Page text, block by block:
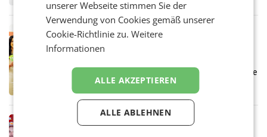
wieder Gewinn gemacht und die
Markterwartung deutlich übertroffen.
RETAIL
Eine Bühne für Zirkularität: ARA und
Kreislauffähigkeit
Über den gesamten August hinweg rücken die
Altstoff Recycling Austria AG (ARA) und der
Handelskonzern Müller die Initiative
„Kreislauf-Helden“ in allen österreichischen
Müller-Filialen
unserer Webseite stimmen Sie der
Verwendung von Cookies gemäß unserer
Cookie-Richtlinie zu.Weitere
Informationen
ALLE AKZEPTIEREN
ALLE ABLEHNEN